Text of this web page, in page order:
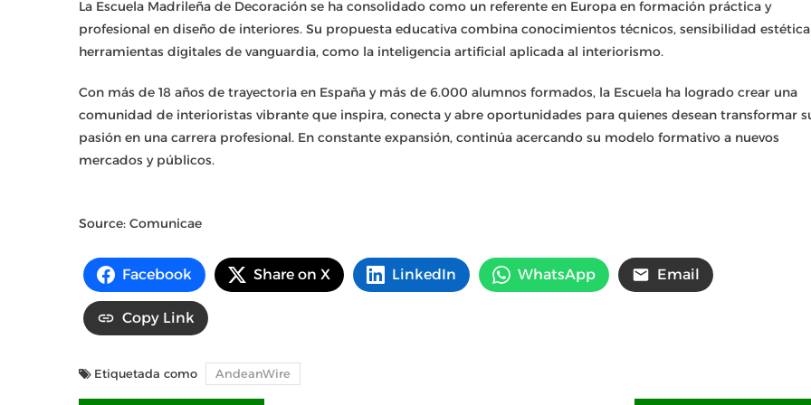
La Escuela Madrileña de Decoración se ha consolidado como un referente en Europa en formación práctica y
profesional en diseño de interiores. Su propuesta educativa combina conocimientos técnicos, sensibilidad
herramientas digitales de vanguardia, como la inteligencia artificial aplicada al interiorismo.
Con más de 18 años de trayectoria en España y más de 6.000 alumnos formados, la Escuela ha logrado crear una
comunidad de interioristas vibrante que inspira, conecta y abre oportunidades para quienes desean transformar
pasión en una carrera profesional. En constante expansión, continúa acercando su modelo formativo a nuevos
mercados y públicos.
Source: Comunicae
Facebook Share on X LinkedIn WhatsApp Email
Copy Link
Etiquetada como AndeanWire